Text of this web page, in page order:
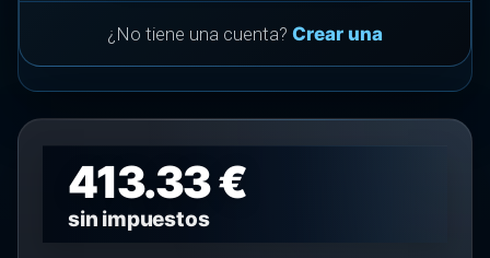
¿No tiene una cuenta? Crear una
413.33 €
sin impuestos